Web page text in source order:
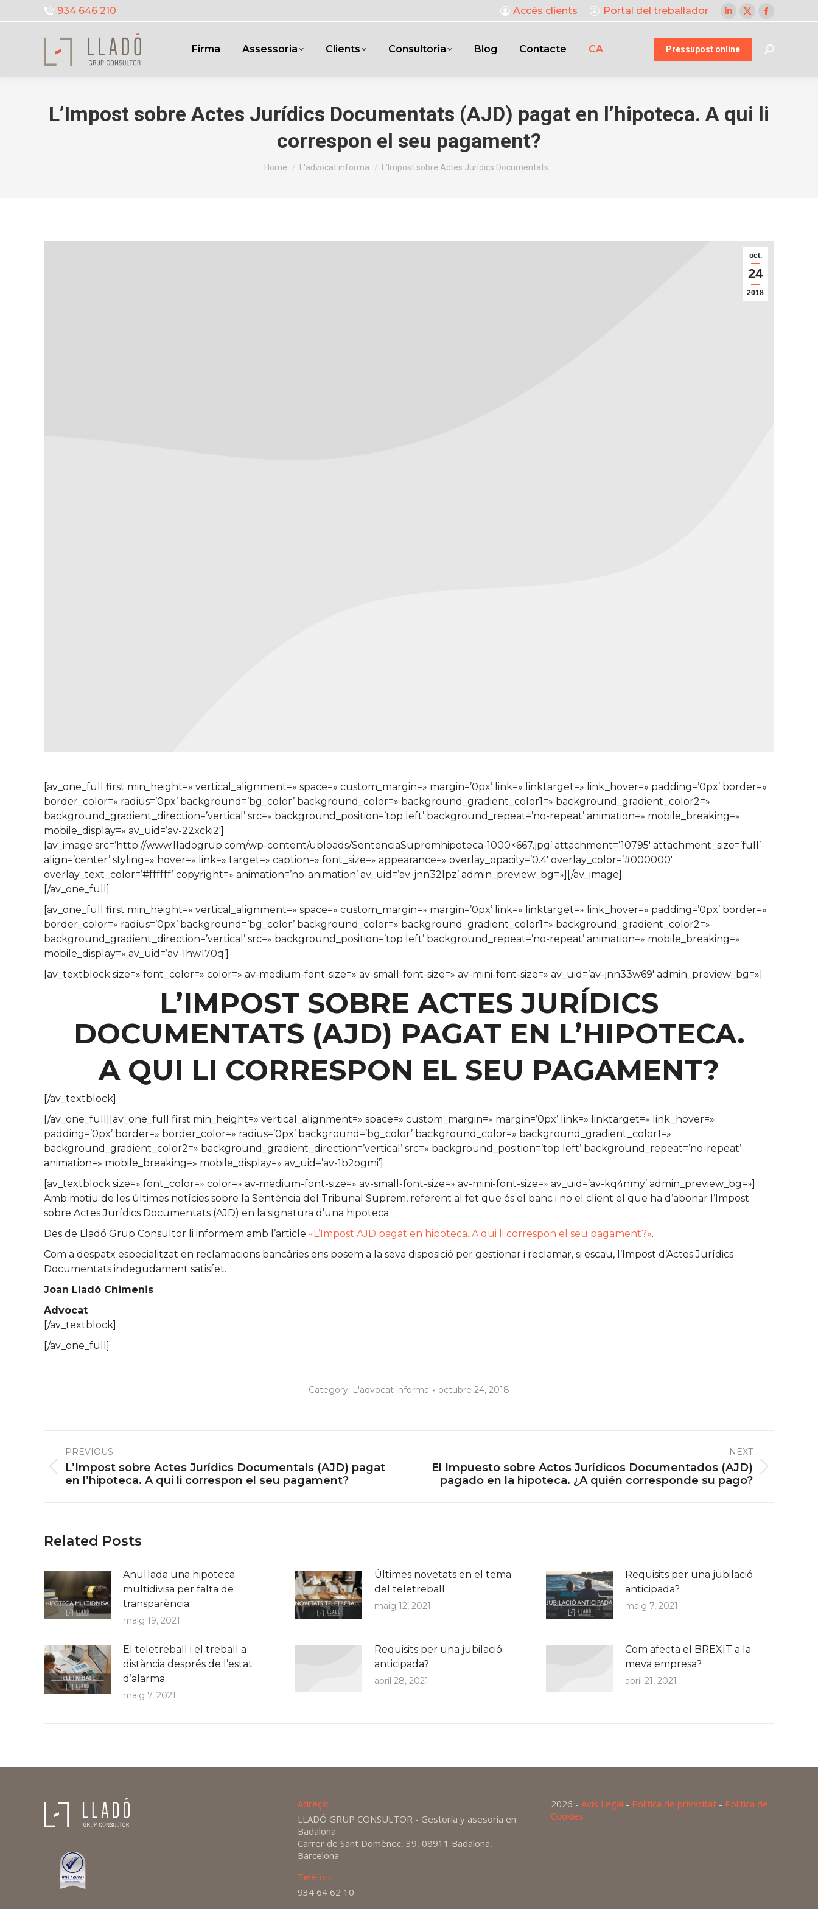
934 646 210 Accés clients Portal del treballador
Linkedin
opens
X
opens
Facebook
opens
Firma Assessoria Clients Consultoria Blog Contacte CA Pressupost online Search:
L’Impost sobre Actes Jurídics Documentats (AJD) pagat en l’hipoteca. A qui li
correspon el seu pagament?
You are here:
Home L'advocat informa L’Impost sobre Actes Jurídics Documentats…
oct.
24
2018
[av_one_full first min_height=» vertical_alignment=» space=» custom_margin=» margin=’0px’ link=» linktarget=» link_hover=» padding=’0px’ border=»
border_color=» radius=’0px’ background=’bg_color’ background_color=» background_gradient_color1=» background_gradient_color2=»
background_gradient_direction=’vertical’ src=» background_position=’top left’ background_repeat=’no-repeat’ animation=» mobile_breaking=»
mobile_display=» av_uid=’av-22xcki2′]
[av_image src=’http://www.lladogrup.com/wp-content/uploads/SentenciaSupremhipoteca-1000×667.jpg’ attachment=’10795′ attachment_size=’full’
align=’center’ styling=» hover=» link=» target=» caption=» font_size=» appearance=» overlay_opacity=’0.4′ overlay_color=’#000000′
overlay_text_color=’#ffffff’ copyright=» animation=’no-animation’ av_uid=’av-jnn32lpz’ admin_preview_bg=»][/av_image]
[/av_one_full]
[av_one_full first min_height=» vertical_alignment=» space=» custom_margin=» margin=’0px’ link=» linktarget=» link_hover=» padding=’0px’ border=»
border_color=» radius=’0px’ background=’bg_color’ background_color=» background_gradient_color1=» background_gradient_color2=»
background_gradient_direction=’vertical’ src=» background_position=’top left’ background_repeat=’no-repeat’ animation=» mobile_breaking=»
mobile_display=» av_uid=’av-1hw170q’]
[av_textblock size=» font_color=» color=» av-medium-font-size=» av-small-font-size=» av-mini-font-size=» av_uid=’av-jnn33w69′ admin_preview_bg=»]
L’IMPOST SOBRE ACTES JURÍDICS
DOCUMENTATS (AJD) PAGAT EN L’HIPOTECA.
A QUI LI CORRESPON EL SEU PAGAMENT?
[/av_textblock]
[/av_one_full][av_one_full first min_height=» vertical_alignment=» space=» custom_margin=» margin=’0px’ link=» linktarget=» link_hover=»
padding=’0px’ border=» border_color=» radius=’0px’ background=’bg_color’ background_color=» background_gradient_color1=»
background_gradient_color2=» background_gradient_direction=’vertical’ src=» background_position=’top left’ background_repeat=’no-repeat’
animation=» mobile_breaking=» mobile_display=» av_uid=’av-1b2ogmi’]
[av_textblock size=» font_color=» color=» av-medium-font-size=» av-small-font-size=» av-mini-font-size=» av_uid=’av-kq4nmy’ admin_preview_bg=»]
Amb motiu de les últimes notícies sobre la Sentència del Tribunal Suprem, referent al fet que és el banc i no el client el que ha d’abonar l’Impost
sobre Actes Jurídics Documentats (AJD) en la signatura d’una hipoteca.
Des de Lladó Grup Consultor li informem amb l’article «L’Impost AJD pagat en hipoteca. A qui li correspon el seu pagament?».
Com a despatx especialitzat en reclamacions bancàries ens posem a la seva disposició per gestionar i reclamar, si escau, l’Impost d’Actes Jurídics
Documentats indegudament satisfet.
Joan Lladó Chimenis
Advocat
[/av_textblock]
[/av_one_full]
Category: L'advocat informa octubre 24, 2018
navigation
PREVIOUS
Previous
post:
L’Impost sobre Actes Jurídics Documentals (AJD) pagat
en l’hipoteca. A qui li correspon el seu pagament?
NEXT
Next
post:
El Impuesto sobre Actos Jurídicos Documentados (AJD)
pagado en la hipoteca. ¿A quién corresponde su pago?
Related Posts
Anul·lada una hipoteca
multidivisa per falta de
transparència
maig 19, 2021
Últimes novetats en el tema
del teletreball
maig 12, 2021
Requisits per una jubilació
anticipada?
maig 7, 2021
El teletreball i el treball a
distància després de l’estat
d’alarma
maig 7, 2021
Requisits per una jubilació
anticipada?
abril 28, 2021
Com afecta el BREXIT a la
meva empresa?
abril 21, 2021
Adreça:
LLADÓ GRUP CONSULTOR - Gestoría y asesoría en
Badalona
Carrer de Sant Domènec, 39, 08911 Badalona,
Barcelona
Telèfon:
934 64 62 10
2026 -Avís Legal - Política de privacitat - Política de
Cookies